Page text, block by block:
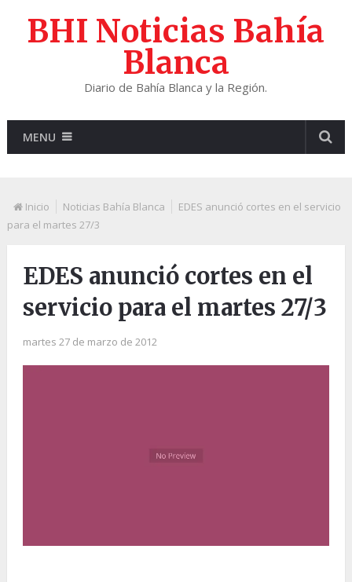
BHI Noticias Bahía
Blanca
Diario de Bahía Blanca y la Región.
MENU
Inicio Noticias Bahía Blanca
EDES anunció cortes en el servicio
para el martes 27/3
EDES anunció cortes en el
servicio para el martes 27/3
martes 27 de marzo de 2012